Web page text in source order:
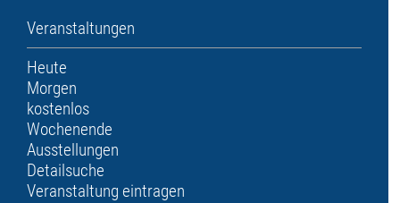
Veranstaltungen
Heute
Morgen
kostenlos
Wochenende
Ausstellungen
Detailsuche
Veranstaltung eintragen